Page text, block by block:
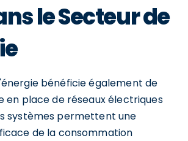
le Secteur de
bénéficie également de
en place de réseaux électriques
systèmes permettent une
de la consommation